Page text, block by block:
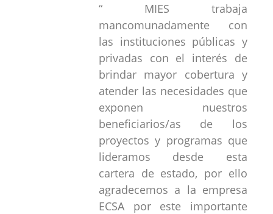
“ MIES trabaja
mancomunadamente con
las instituciones públicas y
privadas con el interés de
brindar mayor cobertura y
atender las necesidades que
exponen nuestros
beneficiarios/as de los
proyectos y programas que
lideramos desde esta
cartera de estado, por ello
agradecemos a la empresa
ECSA por este importante